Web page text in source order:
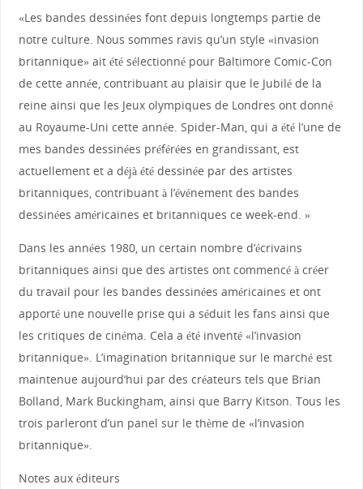
«Les bandes dessinées font depuis longtemps partie de
notre culture. Nous sommes ravis qu’un style «invasion
britannique» ait été sélectionné pour Baltimore Comic-Con
de cette année, contribuant au plaisir que le Jubilé de la
reine ainsi que les Jeux olympiques de Londres ont donné
au Royaume-Uni cette année. Spider-Man, qui a été l’une de
mes bandes dessinées préférées en grandissant, est
actuellement et a déjà été dessinée par des artistes
britanniques, contribuant à l’événement des bandes
dessinées américaines et britanniques ce week-end. »
Dans les années 1980, un certain nombre d’écrivains
britanniques ainsi que des artistes ont commencé à créer
du travail pour les bandes dessinées américaines et ont
apporté une nouvelle prise qui a séduit les fans ainsi que
les critiques de cinéma. Cela a été inventé «l’invasion
britannique». L’imagination britannique sur le marché est
maintenue aujourd’hui par des créateurs tels que Brian
Bolland, Mark Buckingham, ainsi que Barry Kitson. Tous les
trois parleront d’un panel sur le thème de «l’invasion
britannique».
Notes aux éditeurs